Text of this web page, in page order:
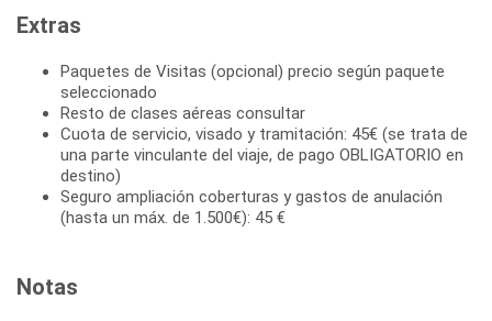
Extras
Paquetes de Visitas (opcional) precio según paquete
seleccionado
Resto de clases aéreas consultar
Cuota de servicio, visado y tramitación: 45€ (se trata de
una parte vinculante del viaje, de pago OBLIGATORIO en
destino)
Seguro ampliación coberturas y gastos de anulación
(hasta un máx. de 1.500€): 45 €
Notas